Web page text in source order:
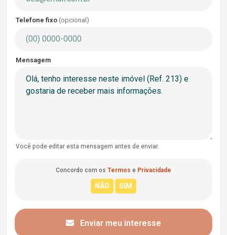
Telefone fixo (opcional)
Mensagem
Você pode editar esta mensagem antes de enviar.
Concordo com os Termos e Privacidade
Enviar meu interesse